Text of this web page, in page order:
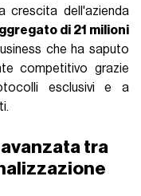
crescita dell'azienda
di 21 milioni
che ha saputo
competitivo grazie
esclusivi e a
tra